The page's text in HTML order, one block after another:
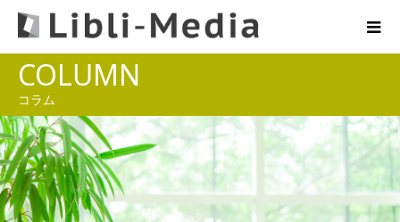
COLUMN
コラム